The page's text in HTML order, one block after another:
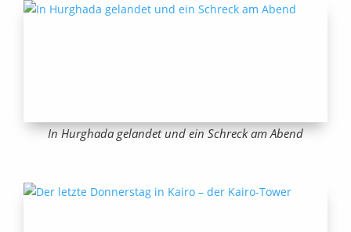
In Hurghada gelandet und ein Schreck am Abend